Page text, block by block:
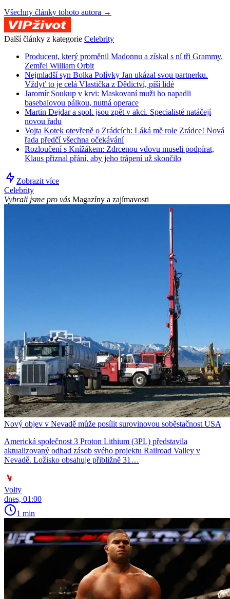
Všechny články tohoto autora →
Další články z kategorie Celebrity
Producent, který proměnil Madonnu a získal s ní tři Grammy.
Zemřel William Orbit
Nejmladší syn Bolka Polívky Jan ukázal svou partnerku.
Vždyť to je celá Vlastička z Dědictví, píší lidé
Jaromír Soukup v krvi: Maskovaní muži ho napadli
basebalovou pálkou, nutná operace
Martin Dejdar a spol. jsou zpět v akci. Specialisté natáčejí
novou řadu
Vojta Kotek otevřeně o Zrádcích: Láká mě role Zrádce! Nová
řada předčí všechna očekávání
Rozloučení s Knížákem: Zdrcenou vdovu museli podpírat,
Klaus přiznal přání, aby jeho trápení už skončilo
Zobrazit více
Celebrity
Vybrali jsme pro vás Magazíny a zajímavosti
Nový objev v Nevadě může posílit surovinovou soběstačnost USA
Americká společnost 3 Proton Lithium (3PL) představila
aktualizovaný odhad zásob svého projektu Railroad Valley v
Nevadě. Ložisko obsahuje přibližně 31…
Volty
dnes, 01:00
1 min